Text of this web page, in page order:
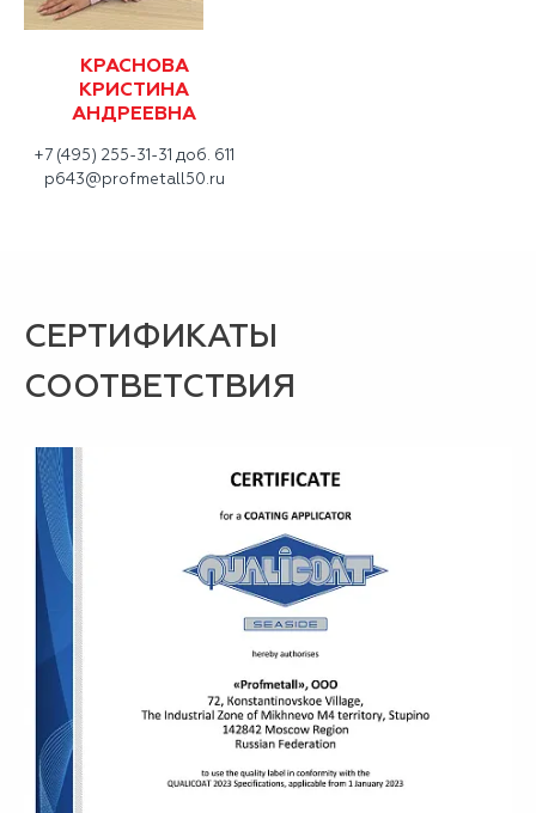
КРАСНОВА
КРИСТИНА
АНДРЕЕВНА
+7 (495) 255-31-31 доб. 611
p643@profmetall50.ru
СЕРТИФИКАТЫ
СООТВЕТСТВИЯ